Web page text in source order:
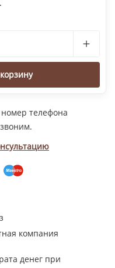
телефона
компания
денег при